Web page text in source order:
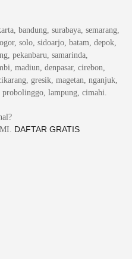
bandung, surabaya, semarang,
solo, sidoarjo, batam, depok,
pekanbaru, samarinda,
madiun, denpasar, cirebon,
gresik, magetan, nganjuk,
lampung, cimahi.
DAFTAR GRATIS